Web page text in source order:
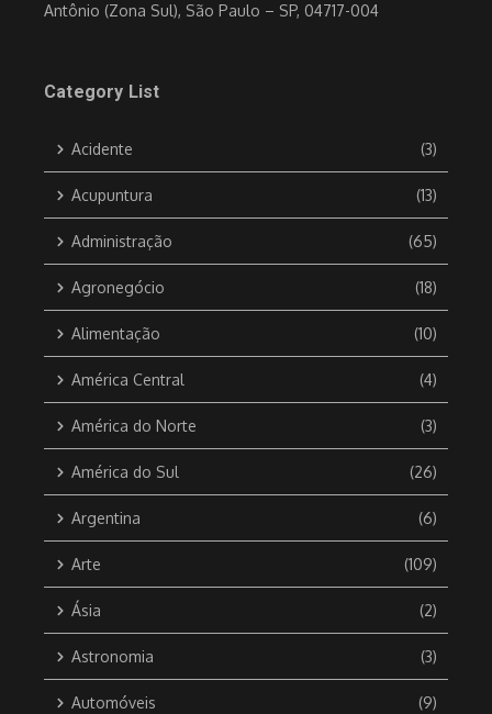
Antônio (Zona Sul), São Paulo – SP, 04717-004
Category List
Acidente (3)
Acupuntura (13)
Administração (65)
Agronegócio (18)
Alimentação (10)
América Central (4)
América do Norte (3)
América do Sul (26)
Argentina (6)
Arte (109)
Ásia (2)
Astronomia (3)
Automóveis (9)